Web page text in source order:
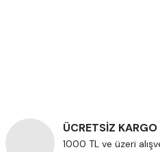
ÜCRETSİZ KARGO
1000 TL ve üzeri